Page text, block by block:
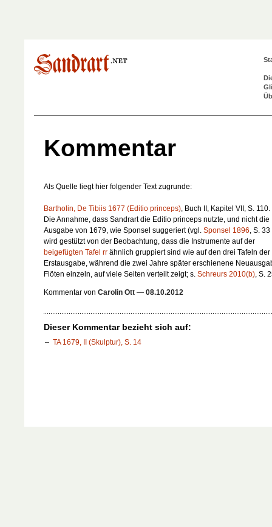
Kommentar
Als Quelle liegt hier folgender Text zugrunde:
Bartholin, De Tibiis 1677 (Editio princeps), Buch II, Kapitel VII, S. 110.
Die Annahme, dass Sandrart die Editio princeps nutzte, und nicht die
Ausgabe von 1679, wie Sponsel suggeriert (vgl. Sponsel 1896, S. 33
wird gestützt von der Beobachtung, dass die Instrumente auf der
beigefügten Tafel rr ähnlich gruppiert sind wie auf den drei Tafeln der
Erstausgabe, während die zwei Jahre später erschienene
Flöten einzeln, auf viele Seiten verteilt zeigt; s. Schreurs 2010(b), S.
Kommentar von Carolin Ott — 08.10.2012
Dieser Kommentar bezieht sich auf:
TA 1679, II (Skulptur), S. 14